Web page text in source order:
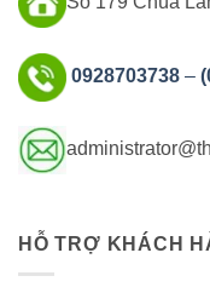
0928703738 –
HỖ TRỢ KHÁCH